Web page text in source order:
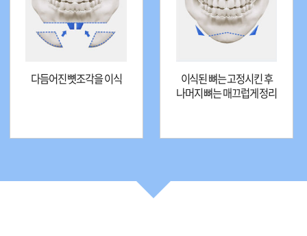
다듬어진 뼛조각을 이식
이식된 뼈는 고정시킨 후
나머지 뼈는 매끄럽게 정리